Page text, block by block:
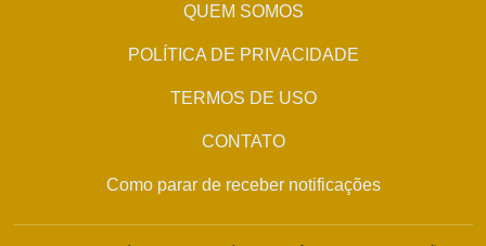
QUEM SOMOS
POLÍTICA DE PRIVACIDADE
TERMOS DE USO
CONTATO
Como parar de receber notificações